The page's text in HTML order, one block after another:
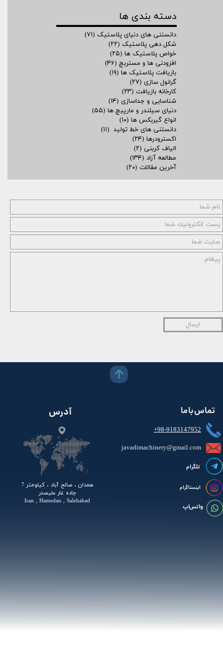
ارسال
دسته بندی ها
دانستنی های دنیای پلاستیک (۷۱)
شکل دهی پلاستیک (۲۲)
خواص پلاستیک ها (۲۵)
افزودنی ها و مستربچ (۴۶)
بازیافت پلاستیک ها (۱۹)
گرانول سازی (۲۷)
کارخانه بازیافت (۲۳)
شناسایی و جداسازی (۱۴)
دنیای سیلندر و مارپیچ ها (۵۵)
انواع گیربکس ها (۱۰)
دانستنی های خط تولید (۱۱)
اکسترودرها (۲۴)
الیاف کربنی (۲)
مطالعه آزاد (۱۳۴)
آخرین مقالات (۲۰)
+98-9183147952
همدان ، صالح آباد ، کیلومتر 7
جاده غار علیصدر
Iran , Hamedan , Salehabad
آدرس تماس با ما
اینستاگرام
javadimachinery@gmail.com​​​​​​​​
تلگرام
واتس اپ